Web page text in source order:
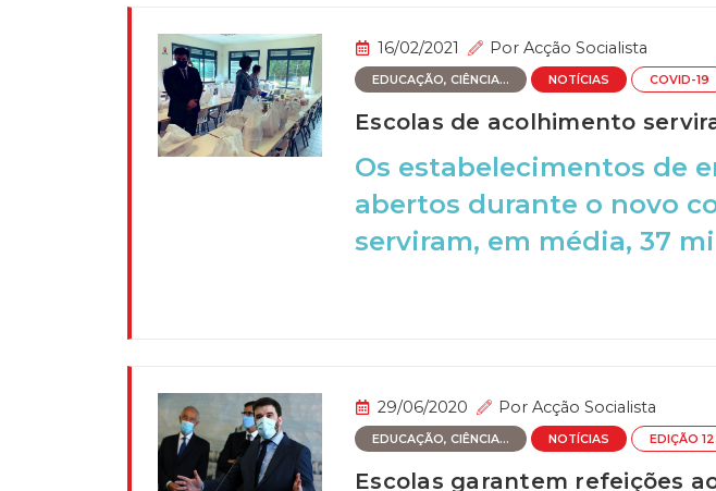
16/02/2021 Por Acção Socialista
EDUCAÇÃO, CIÊNCIA... NOTÍCIAS COVID-19
Escolas de acolhimento
Os estabelecimentos de
abertos durante o novo
serviram, em média, 37
29/06/2020 Por Acção Socialista
EDUCAÇÃO, CIÊNCIA... NOTÍCIAS EDIÇÃO
Escolas garantem refeições